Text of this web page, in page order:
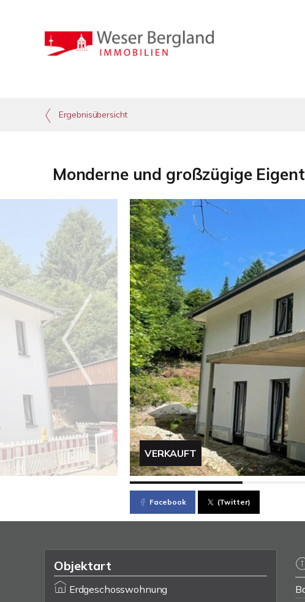
Ergebnisübersicht
Monderne und großzügige
VERKAUFT
Facebook (Twitter)
Objektart
Erdgeschosswohnung